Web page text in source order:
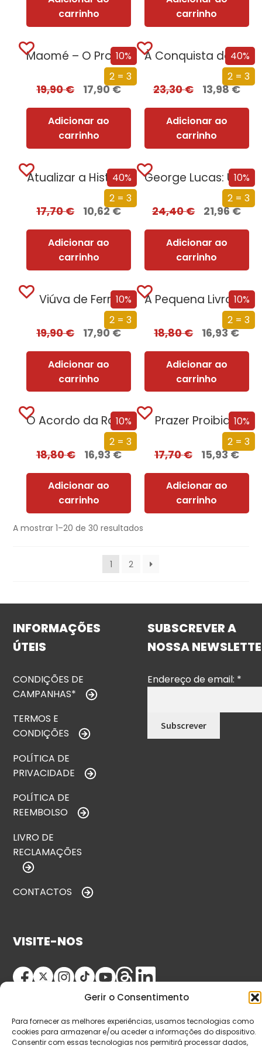
Gerir o Consentimento
Para fornecer as melhores experiências, usamos tecnologias como
cookies para armazenar e/ou aceder a informações do dispositivo.
Consentir com essas tecnologias nos permitirá processar dados,
carrinho
carrinho
10%
2 = 3
Maomé – O Profeta que Transformou o Mundo
19,90€ 17,90€
Adicionar ao
carrinho
40%
2 = 3
À Conquista da Paz do Iluminismo à União Europeia
23,30€ 13,98€
Adicionar ao
carrinho
40%
2 = 3
Atualizar a História
17,70€ 10,62€
Adicionar ao
carrinho
10%
2 = 3
George Lucas: Uma Vida
24,40€ 21,96€
Adicionar ao
carrinho
10%
2 = 3
Viúva de Ferro
19,90€ 17,90€
Adicionar ao
carrinho
10%
2 = 3
A Pequena Livraria dos Recomeços
18,80€ 16,93€
Adicionar ao
carrinho
10%
2 = 3
O Acordo da Rainha
18,80€ 16,93€
Adicionar ao
carrinho
10%
2 = 3
Prazer Proibido
17,70€ 15,93€
Adicionar ao
carrinho
A mostrar 1–20 de 30 resultados
1 2
INFORMAÇÕES
ÚTEIS
CONDIÇÕES DE
CAMPANHAS*
TERMOS E
CONDIÇÕES
POLÍTICA DE
PRIVACIDADE
POLÍTICA DE
REEMBOLSO
LIVRO DE
RECLAMAÇÕES
CONTACTOS
SUBSCREVER A
NOSSA
Endereço de email: *
VISITE-NOS